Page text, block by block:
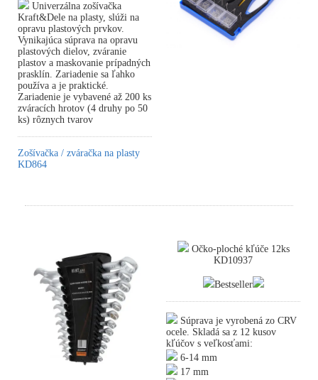
Univerzálna zošívačka
Kraft&Dele na plasty, slúži na
opravu plastových prvkov.
Vynikajúca súprava na opravu
plastových dielov, zváranie
plastov a maskovanie prípadných
prasklín. Zariadenie sa ľahko
používa a je praktické.
Zariadenie je vybavené až 200 ks
zváracích hrotov (4 druhy po 50
ks) rôznych tvarov
Zošívačka / zváračka na plasty
KD864
Očko-ploché kľúče 12ks
KD10937
Bestseller
Súprava je vyrobená zo CRV
ocele. Skladá sa z 12 kusov
kľúčov s veľkosťami:
6-14 mm
17 mm